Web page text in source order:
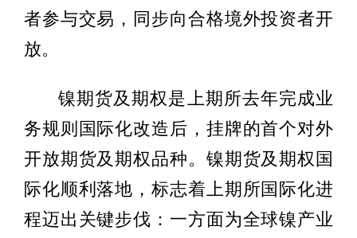
者参与交易，同步向合格境外投资者开
放。
镍期货及期权是上期所去年完成业
务规则国际化改造后，挂牌的首个对外
开放期货及期权品种。镍期货及期权国
际化顺利落地，标志着上期所国际化进
程迈出关键步伐：一方面为全球镍产业